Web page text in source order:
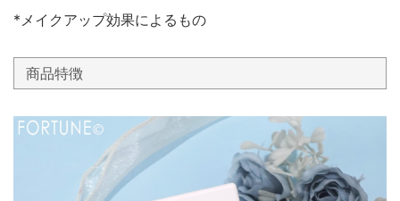
*メイクアップ効果によるもの
商品特徴